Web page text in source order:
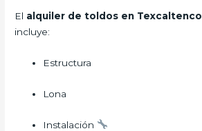
El alquiler de toldos en Texcaltenco
incluye:
Estructura
Lona
Instalación